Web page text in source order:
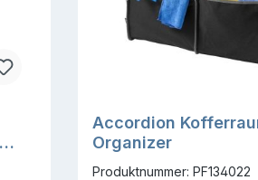
Accordion
Organizer
Produktnummer: PF134022